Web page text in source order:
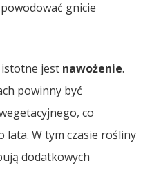
gnicie
jest nawożenie.
powinny być
co
lata. W tym czasie rośliny
dodatkowych